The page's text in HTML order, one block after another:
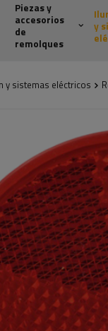
Piezas y
accesorios
de
remolques
y
y sistemas eléctricos